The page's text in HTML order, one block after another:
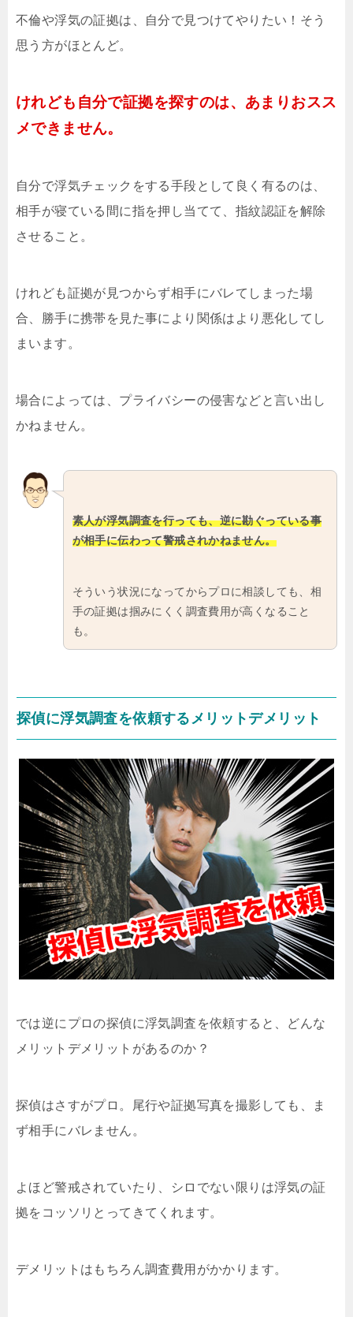
不倫や浮気の証拠は、自分で見つけてやりたい！そう
思う方がほとんど。
けれども自分で証拠を探すのは、あまりおスス
メできません。
自分で浮気チェックをする手段として良く有るのは、
相手が寝ている間に指を押し当てて、指紋認証を解除
させること。
けれども証拠が見つからず相手にバレてしまった場
合、勝手に携帯を見た事により関係はより悪化してし
まいます。
場合によっては、プライバシーの侵害などと言い出し
かねません。
素人が浮気調査を行っても、逆に勘ぐっている事
が相手に伝わって警戒されかねません。
そういう状況になってからプロに相談しても、相
手の証拠は掴みにくく調査費用が高くなること
も。
探偵に浮気調査を依頼するメリットデメリット
では逆にプロの探偵に浮気調査を依頼すると、どんな
メリットデメリットがあるのか？
探偵はさすがプロ。尾行や証拠写真を撮影しても、ま
ず相手にバレません。
よほど警戒されていたり、シロでない限りは浮気の証
拠をコッソリとってきてくれます。
デメリットはもちろん調査費用がかかります。